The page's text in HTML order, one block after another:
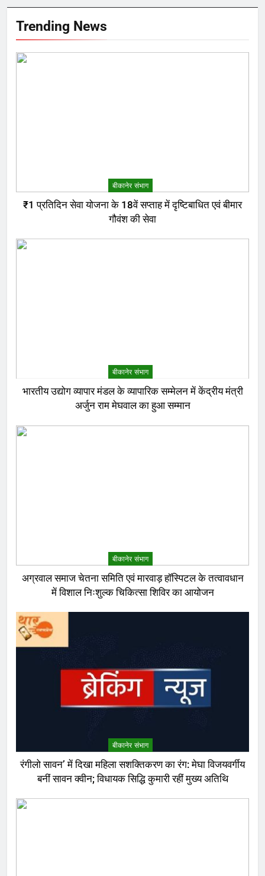
Trending News
बीकानेर संभाग
₹1 प्रतिदिन सेवा योजना के 18वें सप्ताह में दृष्टिबाधित एवं बीमार
गौवंश की सेवा
बीकानेर संभाग
भारतीय उद्योग व्यापार मंडल के व्यापारिक सम्मेलन में केंद्रीय मंत्री
अर्जुन राम मेघवाल का हुआ सम्मान
बीकानेर संभाग
अग्रवाल समाज चेतना समिति एवं मारवाड़ हॉस्पिटल के तत्वावधान
में विशाल निःशुल्क चिकित्सा शिविर का आयोजन
बीकानेर संभाग
रंगीलो सावन’ में दिखा महिला सशक्तिकरण का रंग: मेघा विजयवर्गीय
बनीं सावन क्वीन; विधायक सिद्धि कुमारी रहीं मुख्य अतिथि